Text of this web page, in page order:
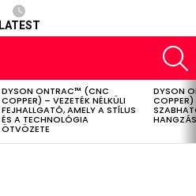
LATEST
DYSON ONTRAC™ (CNC
COPPER) – VEZETÉK NÉLKÜLI
FEJHALLGATÓ, AMELY A STÍLUS
ÉS A TECHNOLÓGIA
ÖTVÖZETE
DYSON
COPPER)